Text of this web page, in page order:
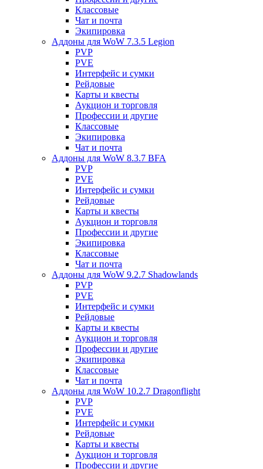
Классовые
Чат и почта
Экипировка
Аддоны для WoW 7.3.5 Legion
PVP
PVE
Интерфейс и сумки
Рейдовые
Карты и квесты
Аукцион и торговля
Профессии и другие
Классовые
Экипировка
Чат и почта
Аддоны для WoW 8.3.7 BFA
PVP
PVE
Интерфейс и сумки
Рейдовые
Карты и квесты
Аукцион и торговля
Профессии и другие
Экипировка
Классовые
Чат и почта
Аддоны для WoW 9.2.7 Shadowlands
PVP
PVE
Интерфейс и сумки
Рейдовые
Карты и квесты
Аукцион и торговля
Профессии и другие
Экипировка
Классовые
Чат и почта
Аддоны для WoW 10.2.7 Dragonflight
PVP
PVE
Интерфейс и сумки
Рейдовые
Карты и квесты
Аукцион и торговля
Профессии и другие